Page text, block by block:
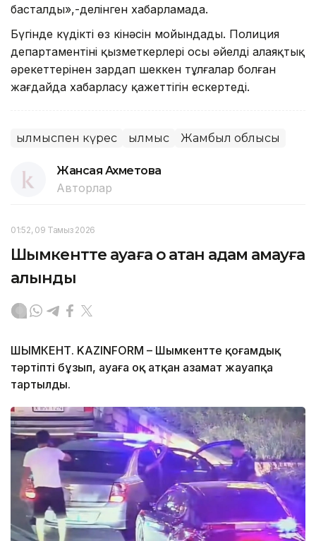
басталды»,-делінген хабарламада.
Бүгінде күдікті өз кінәсін мойындады. Полиция
департаментінің қызметкерлері осы әйелдің алаяқтық
әрекеттерінен зардап шеккен тұлғалар болған
жағдайда хабарласу қажеттігін ескертеді.
Қылмыспен күрес Қылмыс Жамбыл облысы
Жансая Ахметова
Авторлар
01:52, 09 Тамыз 2026
Шымкентте ауаға оқ атқан адам қамауға
алынды
ШЫМКЕНТ. KAZINFORM – Шымкентте қоғамдық
тәртіпті бұзып, ауаға оқ атқан азамат жауапқа
тартылды.